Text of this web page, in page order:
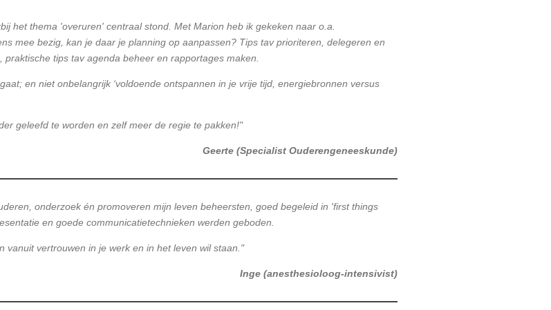
het thema 'overuren' centraal stond. Met Marion heb ik gekeken naar o.a.
mee bezig, kan je daar je planning op aanpassen? Tips tav prioriteren, delegeren en
tips tav agenda beheer en rapportages maken.
en niet onbelangrijk ‘voldoende ontspannen in je vrije tijd, energiebronnen versus
geleefd te worden en zelf meer de regie te pakken!"
Geerte (Specialist Ouderengeneeskunde)
onderzoek én promoveren mijn leven beheersten, goed begeleid in 'first things
en goede communicatietechnieken werden geboden.
vertrouwen in je werk en in het leven wil staan."
Inge (anesthesioloog-intensivist)